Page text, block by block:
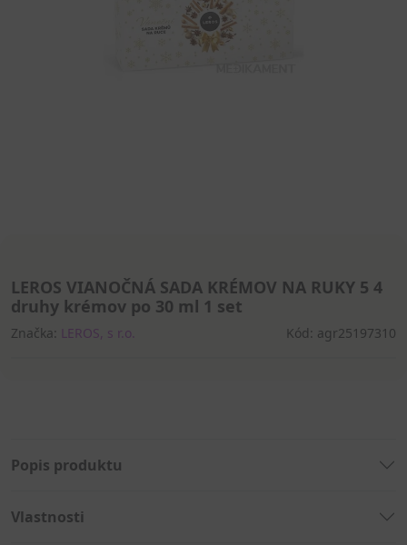
LEROS VIANOČNÁ SADA KRÉMOV NA RUKY 5 4
druhy krémov po 30 ml 1 set
Značka: LEROS, s r.o. Kód: agr25197310
Popis produktu
Vlastnosti